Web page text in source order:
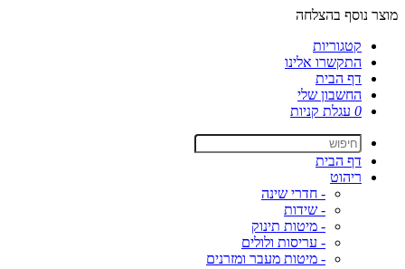
מוצר נוסף בהצלחה
קטגוריות
התקשרו אלינו
דף הבית
החשבון שלי
0 עגלת קניות
דף הבית
ריהוט
- חדרי שינה
- שידות
- מיטות תינוק
- עריסות ולולים
- מיטות מעבר ומזרנים